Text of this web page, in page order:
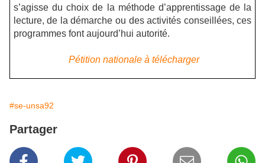
s’agisse du choix de la méthode d’apprentissage de la
lecture, de la démarche ou des activités conseillées, ces
programmes font aujourd’hui autorité.
Pétition nationale à télécharger
#se-unsa92
Partager